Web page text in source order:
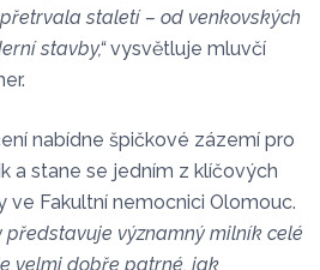
staletí – od venkovských
stavby,“vysvětluje mluvčí
nabídne špičkové zázemí pro
a stane se jedním z klíčových
Fakultní nemocnici Olomouc.
představuje významný milník celé
velmi dobře patrné, jak